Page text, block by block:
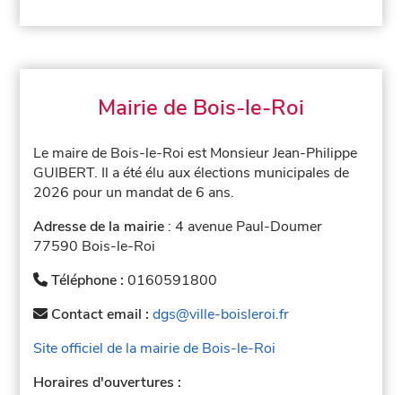
Mairie de Bois-le-Roi
Le maire de Bois-le-Roi est Monsieur Jean-Philippe
GUIBERT. Il a été élu aux élections municipales de
2026 pour un mandat de 6 ans.
Adresse de la mairie : 4 avenue Paul-Doumer
77590 Bois-le-Roi
Téléphone :0160591800
Contact email :dgs@ville-boisleroi.fr
Site officiel de la mairie de Bois-le-Roi
Horaires d'ouvertures :